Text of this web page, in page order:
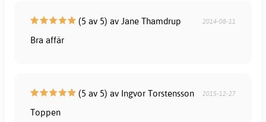
(5 av 5) av Jane Thamdrup 2014-08-11
Bra affär
(5 av 5) av Ingvor Torstensson 2015-12-27
Toppen